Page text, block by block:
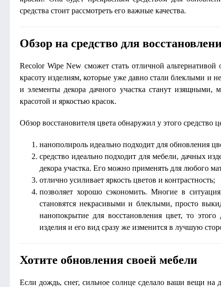
средства стоит рассмотреть его важные качества.
Обзор на средство для
Recolor Wipe New сможет стать отличной
красоту изделиям, которые уже давно стали блеклыми
и элементы декора дачного участка станут изящными,
красотой и яркостью красок.
Обзор восстановителя цвета обнаружил у этого средство
нанополироль идеально подходит для обновления
средство идеально подходит для мебели, дачных
декора участка. Его можно применять для любого
отлично усиливает яркость цветов и контрастность;
позволяет хорошо сэкономить. Многие в
становятся некрасивыми и блеклыми, просто
нанопокрытие для восстановления цвет, то
изделия и его вид сразу же изменится в лучшую
Хотите обновления своей мебели
Если дождь, снег, сильное солнце сделало ваши вещи